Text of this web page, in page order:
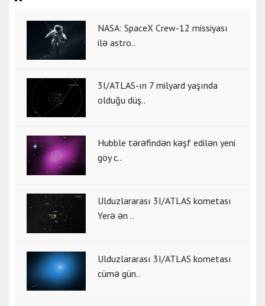
NASA: SpaceX Crew-12 missiyası
ilə astro..
3I/ATLAS-ın 7 milyard yaşında
olduğu düş..
Hubble tərəfindən kəşf edilən yeni
göy c..
Ulduzlararası 3I/ATLAS kometası
Yerə ən ..
Ulduzlararası 3I/ATLAS kometası
cümə gün..